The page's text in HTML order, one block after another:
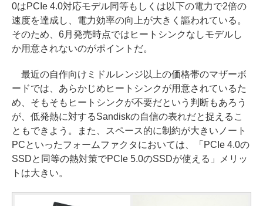
0はPCIe 4.0対応モデル同等もしくは以下の電力で2倍の
速度を達成し、電力効率の向上が大きく謳われている。
そのため、6月発売時点ではヒートシンクなしモデルし
か用意されないのがポイントだ。
最近の自作向けミドルレンジ以上の価格帯のマザーボ
ードでは、あらかじめヒートシンクが用意されているた
め、そもそもヒートシンクが不要だという判断もあろう
が、低発熱に対するSandiskの自信の表れだと捉えるこ
ともできよう。また、スペース的に制約が大きいノート
PCといったフォームファクタにおいては、「PCIe 4.0の
SSDと同等の熱対策でPCIe 5.0のSSDが使える」メリッ
トは大きい。